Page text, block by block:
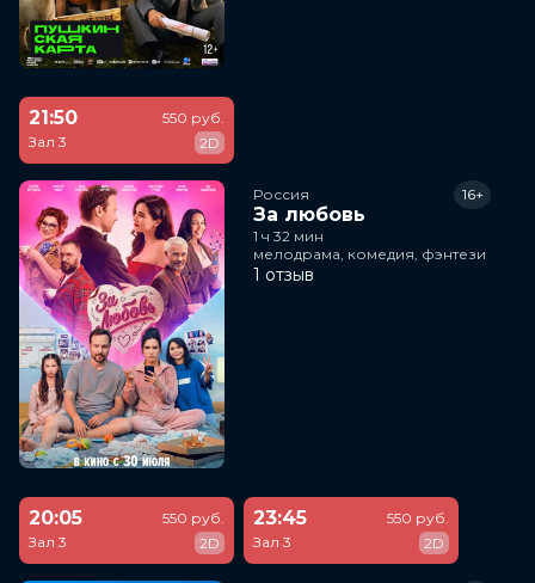
21:50
Зал 3
550 руб.
2D
Россия
За любовь
16+
1 ч 32 мин
мелодрама, комедия, фэнтези
1 отзыв
20:05
Зал 3
550 руб.
2D
23:45
Зал 3
550 руб.
2D